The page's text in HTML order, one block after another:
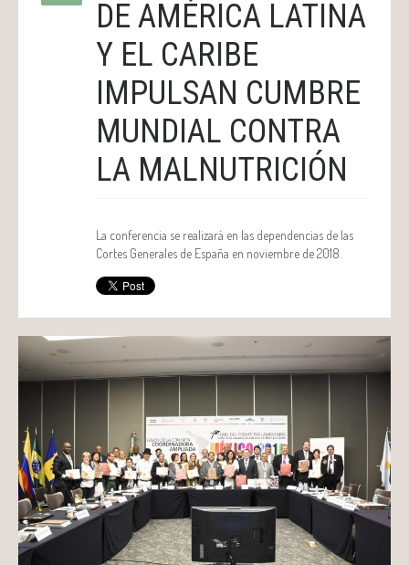
DE AMÉRICA LATINA
Y EL CARIBE
IMPULSAN CUMBRE
MUNDIAL CONTRA
LA MALNUTRICIÓN
La conferencia se realizará en las dependencias de las
Cortes Generales de España en noviembre de 2018.